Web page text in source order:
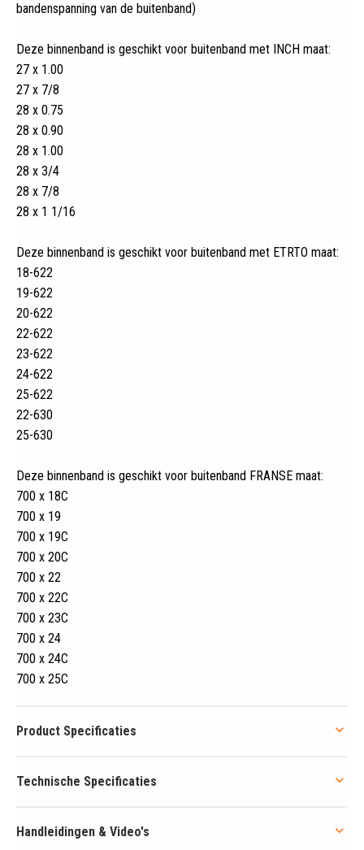
bandenspanning van de buitenband)
Deze binnenband is geschikt voor buitenband met INCH maat:
27 x 1.00
27 x 7/8
28 x 0.75
28 x 0.90
28 x 1.00
28 x 3/4
28 x 7/8
28 x 1 1/16
Deze binnenband is geschikt voor buitenband met ETRTO maat:
18-622
19-622
20-622
22-622
23-622
24-622
25-622
22-630
25-630
Deze binnenband is geschikt voor buitenband FRANSE maat:
700 x 18C
700 x 19
700 x 19C
700 x 20C
700 x 22
700 x 22C
700 x 23C
700 x 24
700 x 24C
700 x 25C
Product Specificaties
Technische Specificaties
Handleidingen & Video's